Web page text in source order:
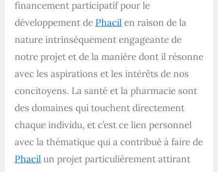
financement participatif pour le
développement de Phacil en raison de la
nature intrinsèquement engageante de
notre projet et de la manière dont il résonne
avec les aspirations et les intérêts de nos
concitoyens. La santé et la pharmacie sont
des domaines qui touchent directement
chaque individu, et c’est ce lien personnel
avec la thématique qui a contribué à faire de
Phacil un projet particulièrement attirant